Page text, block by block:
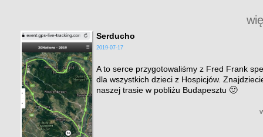
Serducho
2019-07-17
A to serce przygotowaliśmy z Fred Frank
dla wszystkich dzieci z Hospicjów.
naszej trasie w pobliżu Budapesztu 🙂